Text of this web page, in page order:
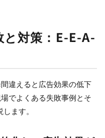
対策：E-E-A-
違えると広告効果の低下
でよくある失敗事例とそ
ます。